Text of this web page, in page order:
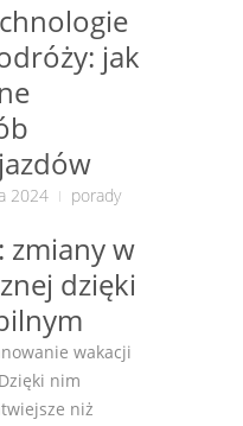
jak
2024 porady
zmiany w
dzięki
wakacji
nim
niż